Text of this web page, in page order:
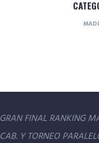
Navegación
GRAN FINAL RANKING
CAB. Y TORNEO